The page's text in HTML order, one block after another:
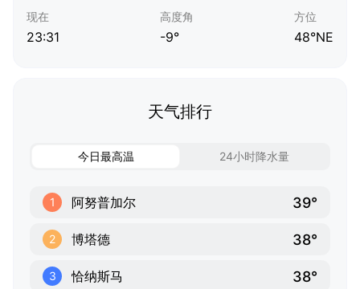
现在
23:31
高度角
-9°
方位
48°NE
天气排行
今日最高温 24小时降水量
1 阿努普加尔 39°
2 博塔德 38°
3 恰纳斯马 38°